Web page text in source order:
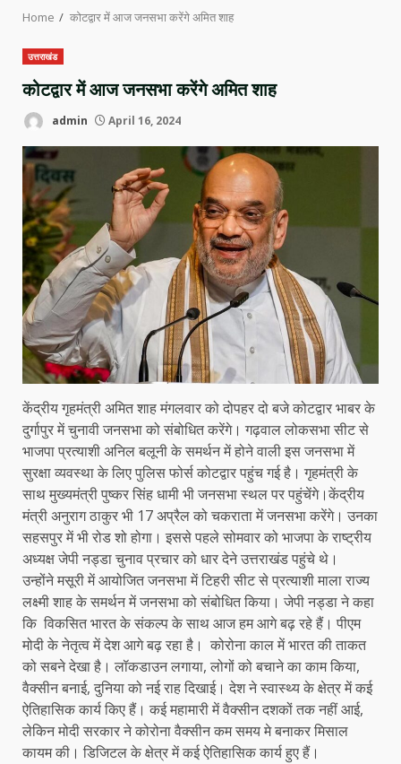
Home कोटद्वार में आज जनसभा करेंगे अमित शाह
उत्तराखंड
कोटद्वार में आज जनसभा करेंगे अमित शाह
admin April 16, 2024
केंद्रीय गृहमंत्री अमित शाह मंगलवार को दोपहर दो बजे कोटद्वार भाबर के
दुर्गापुर में चुनावी जनसभा को संबोधित करेंगे। गढ़वाल लोकसभा सीट से
भाजपा प्रत्याशी अनिल बलूनी के समर्थन में होने वाली इस जनसभा में
सुरक्षा व्यवस्था के लिए पुलिस फोर्स कोटद्वार पहुंच गई है। गृहमंत्री के
साथ मुख्यमंत्री पुष्कर सिंह धामी भी जनसभा स्थल पर पहुंचेंगे।केंद्रीय
मंत्री अनुराग ठाकुर भी 17 अप्रैल को चकराता में जनसभा करेंगे। उनका
सहसपुर में भी रोड शो होगा। इससे पहले सोमवार को भाजपा के राष्ट्रीय
अध्यक्ष जेपी नड्डा चुनाव प्रचार को धार देने उत्तराखंड पहुंचे थे।
उन्होंने मसूरी में आयोजित जनसभा में टिहरी सीट से प्रत्याशी माला राज्य
लक्ष्मी शाह के समर्थन में जनसभा को संबोधित किया। जेपी नड्डा ने कहा
कि विकसित भारत के संकल्प के साथ आज हम आगे बढ़ रहे हैं। पीएम
मोदी के नेतृत्व में देश आगे बढ़ रहा है। कोरोना काल में भारत की ताकत
को सबने देखा है। लॉकडाउन लगाया, लोगों को बचाने का काम किया,
वैक्सीन बनाई, दुनिया को नई राह दिखाई। देश ने स्वास्थ्य के क्षेत्र में कई
ऐतिहासिक कार्य किए हैं। कई महामारी में वैक्सीन दशकों तक नहीं आई,
लेकिन मोदी सरकार ने कोरोना वैक्सीन कम समय मे बनाकर मिसाल
कायम की। डिजिटल के क्षेत्र में कई ऐतिहासिक कार्य हुए हैं।